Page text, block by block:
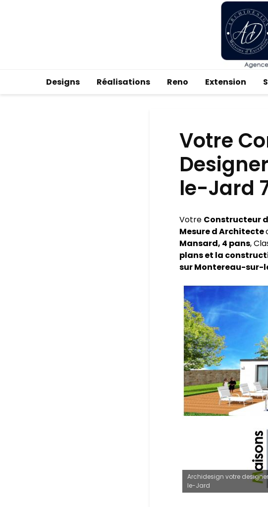
Designs Réalisations Reno Extension
Votre
le-Jard
Votre Constructeur
Mesure d Architecte
Mansard, 4 pans,
plans et la
sur Montereau-sur-
Archidesign votre
le-Jard